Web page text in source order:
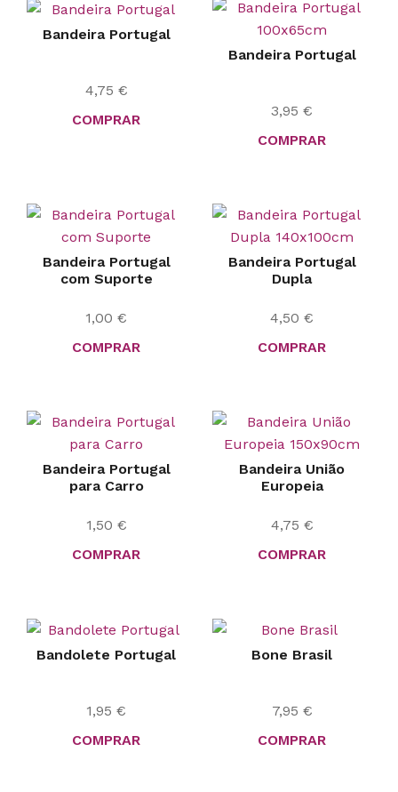
Bandeira Portugal
4,75 €
COMPRAR
Bandeira Portugal
3,95 €
COMPRAR
Bandeira Portugal
com Suporte
1,00 €
COMPRAR
Bandeira Portugal
Dupla
4,50 €
COMPRAR
Bandeira Portugal
para Carro
1,50 €
COMPRAR
Bandeira União
Europeia
4,75 €
COMPRAR
Bandolete Portugal
1,95 €
COMPRAR
Bone Brasil
7,95 €
COMPRAR